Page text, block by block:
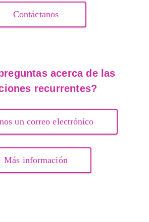
Contáctanos
acerca de las
recurrentes?
un correo electrónico
Más información